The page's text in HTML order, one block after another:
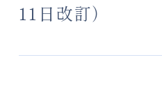
11日改訂）